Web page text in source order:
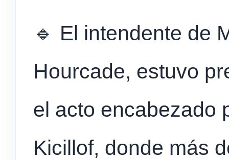
🔹 El intendente de
Hourcade, estuvo
el acto encabezado
Kicillof, donde más